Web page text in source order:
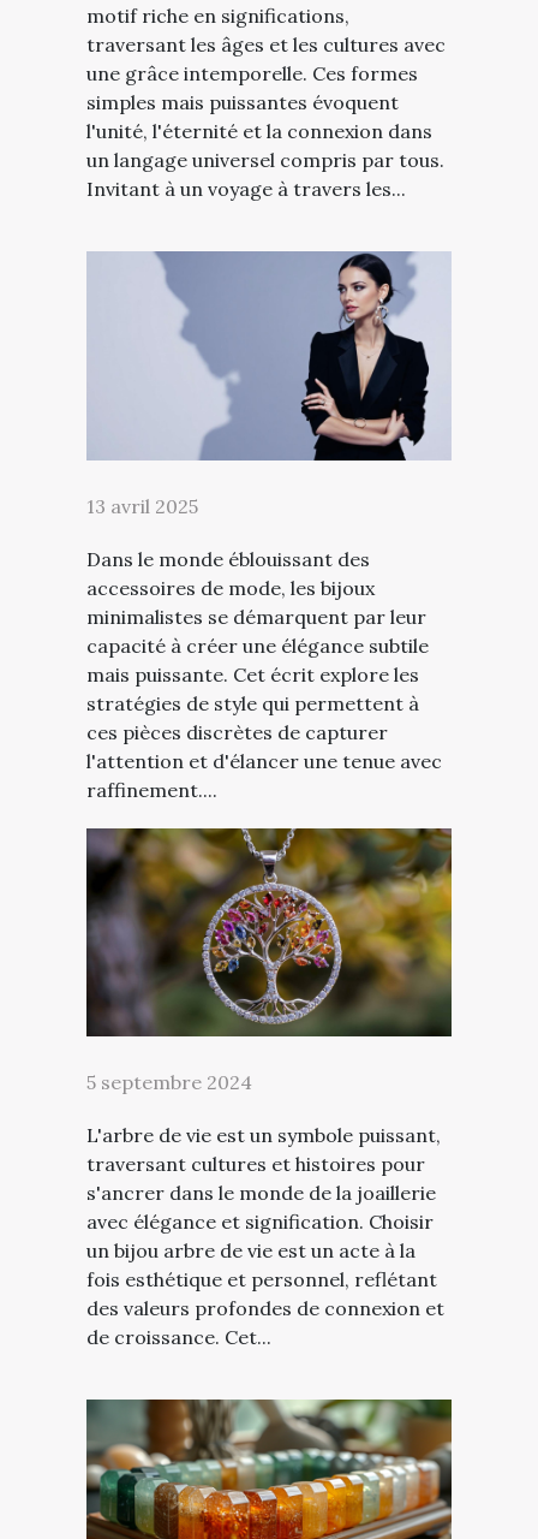
motif riche en significations,
traversant les âges et les cultures avec
une grâce intemporelle. Ces formes
simples mais puissantes évoquent
l'unité, l'éternité et la connexion dans
un langage universel compris par tous.
Invitant à un voyage à travers les...
13 avril 2025
Dans le monde éblouissant des
accessoires de mode, les bijoux
minimalistes se démarquent par leur
capacité à créer une élégance subtile
mais puissante. Cet écrit explore les
stratégies de style qui permettent à
ces pièces discrètes de capturer
l'attention et d'élancer une tenue avec
raffinement....
5 septembre 2024
L'arbre de vie est un symbole puissant,
traversant cultures et histoires pour
s'ancrer dans le monde de la joaillerie
avec élégance et signification. Choisir
un bijou arbre de vie est un acte à la
fois esthétique et personnel, reflétant
des valeurs profondes de connexion et
de croissance. Cet...